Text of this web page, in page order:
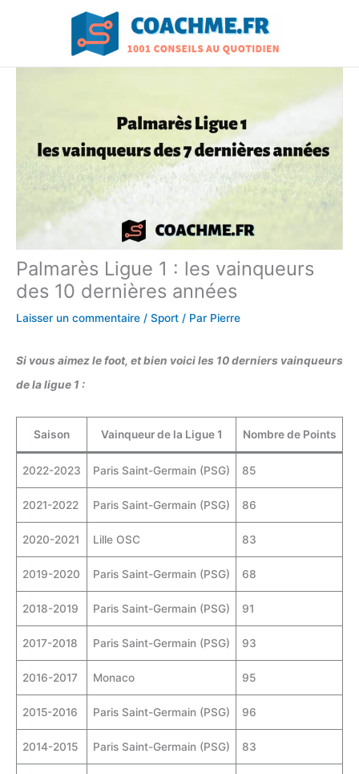
Palmarès Ligue 1 : les vainqueurs
des 10 dernières années
Laisser un commentaire / Sport / Par Pierre
Si vous aimez le foot, et bien voici les 10 derniers vainqueurs
de la ligue 1 :
Saison Vainqueur de la Ligue 1 Nombre de Points
2022-2023 Paris Saint-Germain (PSG) 85
2021-2022 Paris Saint-Germain (PSG) 86
2020-2021 Lille OSC 83
2019-2020 Paris Saint-Germain (PSG) 68
2018-2019 Paris Saint-Germain (PSG) 91
2017-2018 Paris Saint-Germain (PSG) 93
2016-2017 Monaco 95
2015-2016 Paris Saint-Germain (PSG) 96
2014-2015 Paris Saint-Germain (PSG) 83